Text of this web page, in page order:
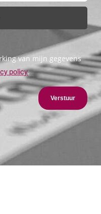
van mijn gegevens
policy.
Verstuur